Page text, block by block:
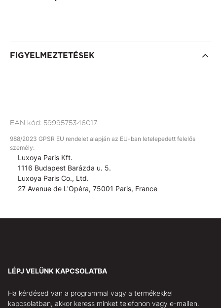
FIGYELMEZTETÉSEK
EAN kód: 5999575346017
988/2023 GPSR EU rendelet alapján az EU-ban letelepedett felelős
személy:
Luxoya Paris Kft.
1116 Budapest Barázda u. 5.
Luxoya Paris Co., Ltd.
27 Avenue de L'Opéra, 75001 Paris, France
LÉPJ VELÜNK KAPCSOLATBA
Ha kérdésed van a programmal vagy a termékekkel
kapcsolatban, akkor keress minket telefonon vagy e-mailen.